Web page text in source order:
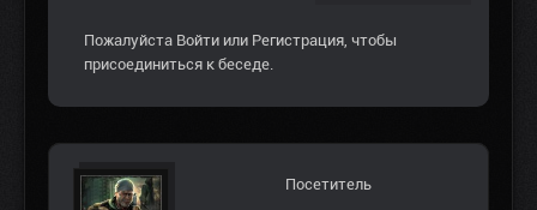
Пожалуйста Войти или Регистрация , чтобы
присоединиться к беседе.
Посетитель